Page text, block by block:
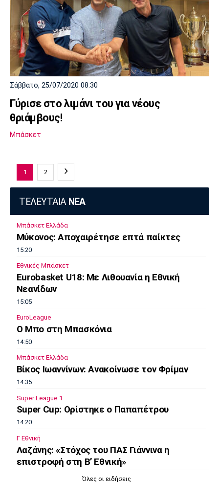
Σάββατο, 25/07/2020 08:30
Γύρισε στο λιμάνι του για νέους
θριάμβους!
Μπάσκετ
1 2
ΤΕΛΕΥΤΑΙΑ ΝΕΑ
Μπάσκετ Ελλάδα
Μύκονος: Αποχαιρέτησε επτά παίκτες
15:20
Εθνικές Μπάσκετ
Eurobasket U18: Με Λιθουανία η Εθνική
Νεανίδων
15:05
EuroLeague
Ο Μπο στη Μπασκόνια
14:50
Μπάσκετ Ελλάδα
Βίκος Ιωαννίνων: Ανακοίνωσε τον Φρίμαν
14:35
Super League 1
Super Cup: Ορίστηκε ο Παπαπέτρου
14:20
Γ Εθνική
Λαζάνης: «Στόχος του ΠΑΣ Γιάννινα η
επιστροφή στη Β’ Εθνική»
Όλες οι ειδήσεις